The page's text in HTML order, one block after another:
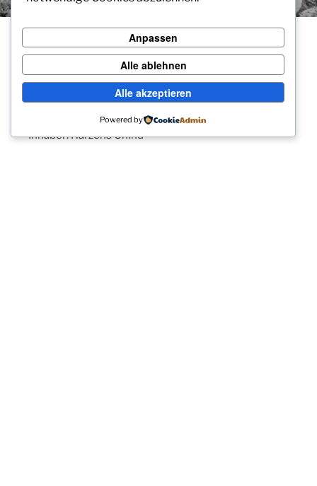
HIER ENTSTEHT EINE NEUE SEITE
Möchtest du in der Zwischenzeit etwas Spenden,
darfst du das gerne hier machen:
CH39 0077 9000 2701 0910 0
Inhaber: Härzens Chind
Anpassen
Alle ablehnen
Alle akzeptieren
Powered by